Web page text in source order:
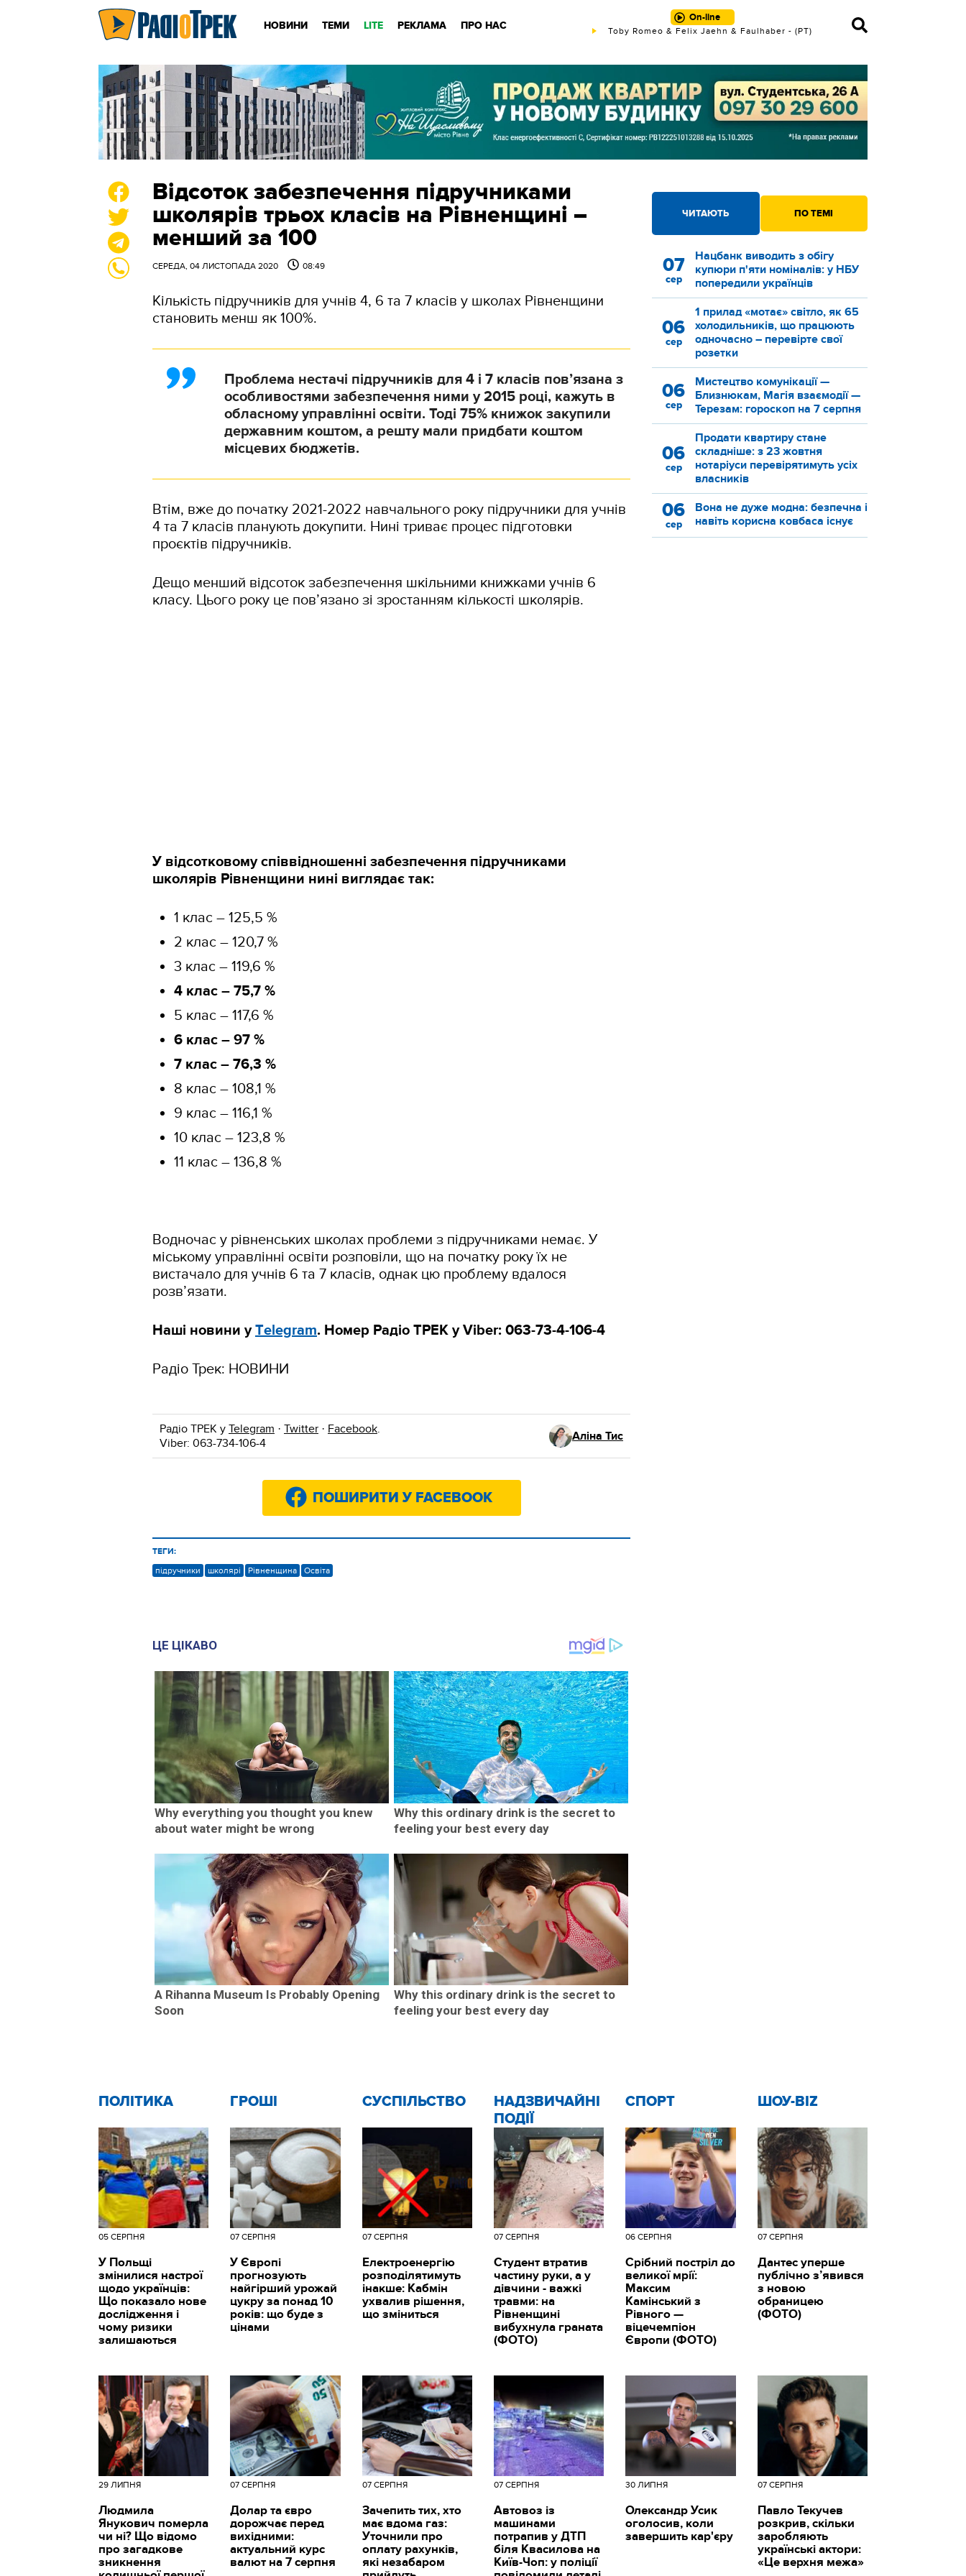
НОВИНИ ТЕМИ LITE РЕКЛАМА ПРО НАС
On-line
Toby Romeo & Felix Jaehn & Faulhaber - (РТ)
Відсоток забезпечення підручниками
школярів трьох класів на Рівненщині –
менший за 100
СЕРЕДА, 04 ЛИСТОПАДА 2020 08:49
Кількість підручників для учнів 4, 6 та 7 класів у школах Рівненщини
становить менш як 100%.
Проблема нестачі підручників для 4 і 7 класів пов’язана з
особливостями забезпечення ними у 2015 році, кажуть в
обласному управлінні освіти. Тоді 75% книжок закупили
державним коштом, а решту мали придбати коштом
місцевих бюджетів.
Втім, вже до початку 2021-2022 навчального року підручники для учнів
4 та 7 класів планують докупити. Нині триває процес підготовки
проєктів підручників.
Дещо менший відсоток забезпечення шкільними книжками учнів 6
класу. Цього року це пов’язано зі зростанням кількості школярів.
У відсотковому співвідношенні забезпечення підручниками
школярів Рівненщини нині виглядає так:
1 клас – 125,5 %
2 клас – 120,7 %
3 клас – 119,6 %
4 клас – 75,7 %
5 клас – 117,6 %
6 клас – 97 %
7 клас – 76,3 %
8 клас – 108,1 %
9 клас – 116,1 %
10 клас – 123,8 %
11 клас – 136,8 %
Водночас у рівненських школах проблеми з підручниками немає. У
міському управлінні освіти розповіли, що на початку року їх не
вистачало для учнів 6 та 7 класів, однак цю проблему вдалося
розв’язати.
Наші новини у Тelegram. Номер Радіо ТРЕК у Viber: 063-73-4-106-4
Радіо Трек: НОВИНИ
Радіо ТРЕК у Telegram · Twitter · Facebook.
Viber: 063-734-106-4
Аліна Тис
ПОШИРИТИ У FACEBOOK
ТЕГИ:
підручники школярі Рівненщина Освіта
ЧИТАЮТЬ ПО ТЕМІ
07
сер
Нацбанк виводить з обігу
купюри п'яти номіналів: у НБУ
попередили українців
06
сер
1 прилад «мотає» світло, як 65
холодильників, що працюють
одночасно – перевірте свої
розетки
06
сер
Мистецтво комунікації —
Близнюкам, Магія взаємодії —
Терезам: гороскоп на 7 серпня
06
сер
Продати квартиру стане
складніше: з 23 жовтня
нотаріуси перевірятимуть усіх
власників
06
сер
Вона не дуже модна: безпечна і
навіть корисна ковбаса існує
ЦЕ ЦІКАВО
Why everything you thought you knew
about water might be wrong
Why this ordinary drink is the secret to
feeling your best every day
A Rihanna Museum Is Probably Opening
Soon
Why this ordinary drink is the secret to
feeling your best every day
ПОЛІТИКА
05 СЕРПНЯ
У Польщі
змінилися настрої
щодо українців:
Що показало нове
дослідження і
чому ризики
залишаються
ГРОШІ
07 СЕРПНЯ
У Європі
прогнозують
найгірший урожай
цукру за понад 10
років: що буде з
цінами
CУСПІЛЬСТВО
07 СЕРПНЯ
Електроенергію
розподілятимуть
інакше: Кабмін
ухвалив рішення,
що зміниться
НАДЗВИЧАЙНІ
ПОДІЇ
07 СЕРПНЯ
Студент втратив
частину руки, а у
дівчини - важкі
травми: на
Рівненщині
вибухнула граната
(ФОТО)
СПОРТ
06 СЕРПНЯ
Срібний постріл до
великої мрії:
Максим
Камінський з
Рівного —
віцечемпіон
Європи (ФОТО)
ШОУ-BIZ
07 СЕРПНЯ
Дантес уперше
публічно з’явився
з новою
обраницею
(ФОТО)
29 ЛИПНЯ
Людмила
Янукович померла
чи ні? Що відомо
про загадкове
зникнення
07 СЕРПНЯ
Долар та євро
дорожчає перед
вихідними:
актуальний курс
валют на 7 серпня
07 СЕРПНЯ
Зачепить тих, хто
має вдома газ:
Уточнили про
оплату рахунків,
які незабаром
07 СЕРПНЯ
Автовоз із
машинами
потрапив у ДТП
біля Квасилова на
Київ-Чоп: у поліції
30 ЛИПНЯ
Олександр Усик
оголосив, коли
завершить кар'єру
07 СЕРПНЯ
Павло Текучев
розкрив, скільки
заробляють
українські актори:
«Це верхня межа»